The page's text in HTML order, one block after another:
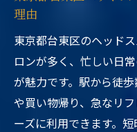
理由
東京都台東区のヘッド
ロンが多く、忙しい日
が魅力です。駅から徒
や買い物帰り、急なリ
ーズに利用できます。